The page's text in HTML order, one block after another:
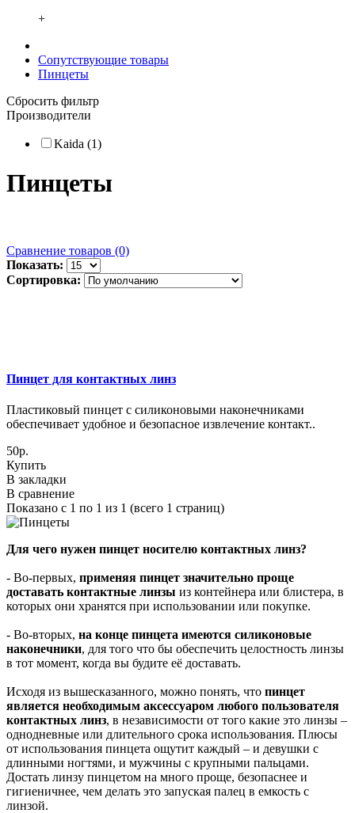
+
Сопутствующие товары
Пинцеты
Сбросить фильтр
Производители
Kaida (1)
Пинцеты
Сравнение товаров (0)
Показать:
Сортировка:
Пинцет для контактных линз
Пластиковый пинцет с силиконовыми наконечниками
обеспечивает удобное и безопасное извлечение контакт..
50р.
Купить
В закладки
В сравнение
Показано с 1 по 1 из 1 (всего 1 страниц)
Для чего нужен пинцет носителю контактных линз?
- Во-первых, применяя пинцет значительно проще
доставать контактные линзы из контейнера или блистера, в
которых они хранятся при использовании или покупке.
- Во-вторых, на конце пинцета имеются силиконовые
наконечники, для того что бы обеспечить целостность линзы
в тот момент, когда вы будите её доставать.
Исходя из вышесказанного, можно понять, что пинцет
является необходимым аксессуаром любого пользователя
контактных линз, в независимости от того какие это линзы –
однодневные или длительного срока использования. Плюсы
от использования пинцета ощутит каждый – и девушки с
длинными ногтями, и мужчины с крупными пальцами.
Достать линзу пинцетом на много проще, безопаснее и
гигиеничнее, чем делать это запуская палец в емкость с
линзой.